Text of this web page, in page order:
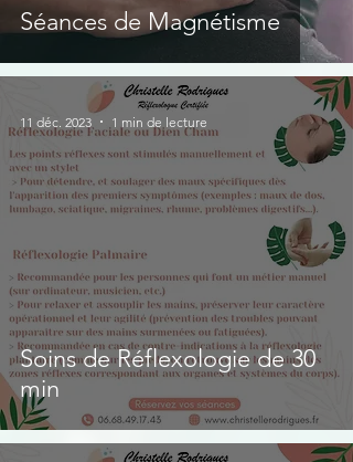
Séances de Magnétisme
Soins de Réflexologie de 30
min
11 déc. 2023 1 min de lecture